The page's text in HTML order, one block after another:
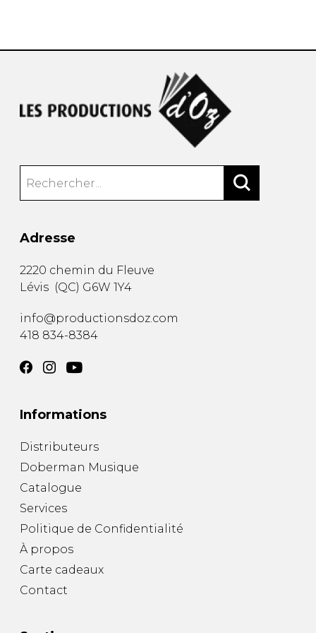
Adresse
2220 chemin du Fleuve
Lévis (QC) G6W 1Y4
info@productionsdoz.com
418 834-8384
Informations
Distributeurs
Doberman Musique
Catalogue
Services
Politique de Confidentialité
À propos
Carte cadeaux
Contact